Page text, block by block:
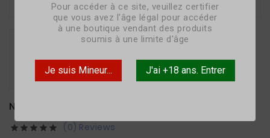
Pour accéder à ce site, veuillez certifier
que vous avez l'âge légal pour accéder
à une boutique vendant des produits
soumis à une limite d'âge
Je suis Mineur... J'ai +18 ans. Entrer
NOISETTE - 50ML - ELIQUID FRANCE
     (0) Reviews